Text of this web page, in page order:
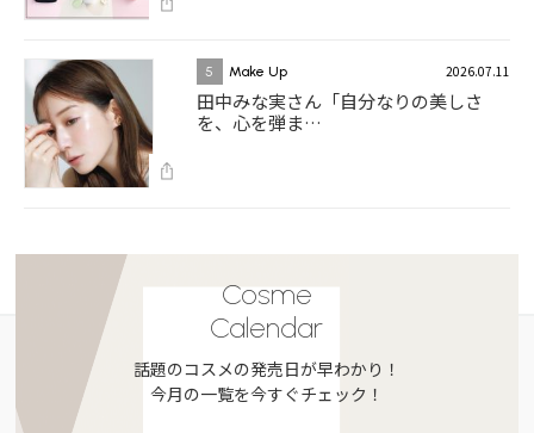
5 Make Up 2026.07.11
田中みな実さん「自分なりの美しさ
を、心を弾ま…
Cosme
Calendar
話題のコスメの発売日が早わかり！
今月の一覧を今すぐチェック！